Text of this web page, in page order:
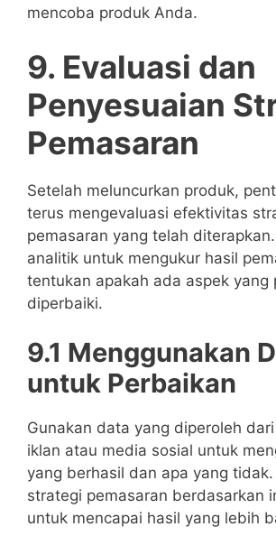
mencoba produk Anda.
9. Evaluasi dan
Penyesuaian
Pemasaran
Setelah meluncurkan produk,
terus mengevaluasi efektivitas
pemasaran yang telah
analitik untuk mengukur hasil
tentukan apakah ada aspek yang
diperbaiki.
9.1 Menggunakan
untuk Perbaikan
Gunakan data yang diperoleh
iklan atau media sosial untuk
yang berhasil dan apa yang tidak.
strategi pemasaran berdasarkan
untuk mencapai hasil yang lebih